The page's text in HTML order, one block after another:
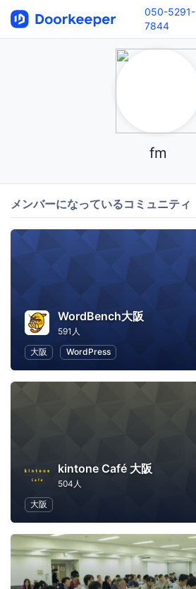
050-5291-
7844
fm
メンバーになっているコミュニティ
WordBench大阪
591人
大阪
WordPress
kintone Café 大阪
504人
大阪